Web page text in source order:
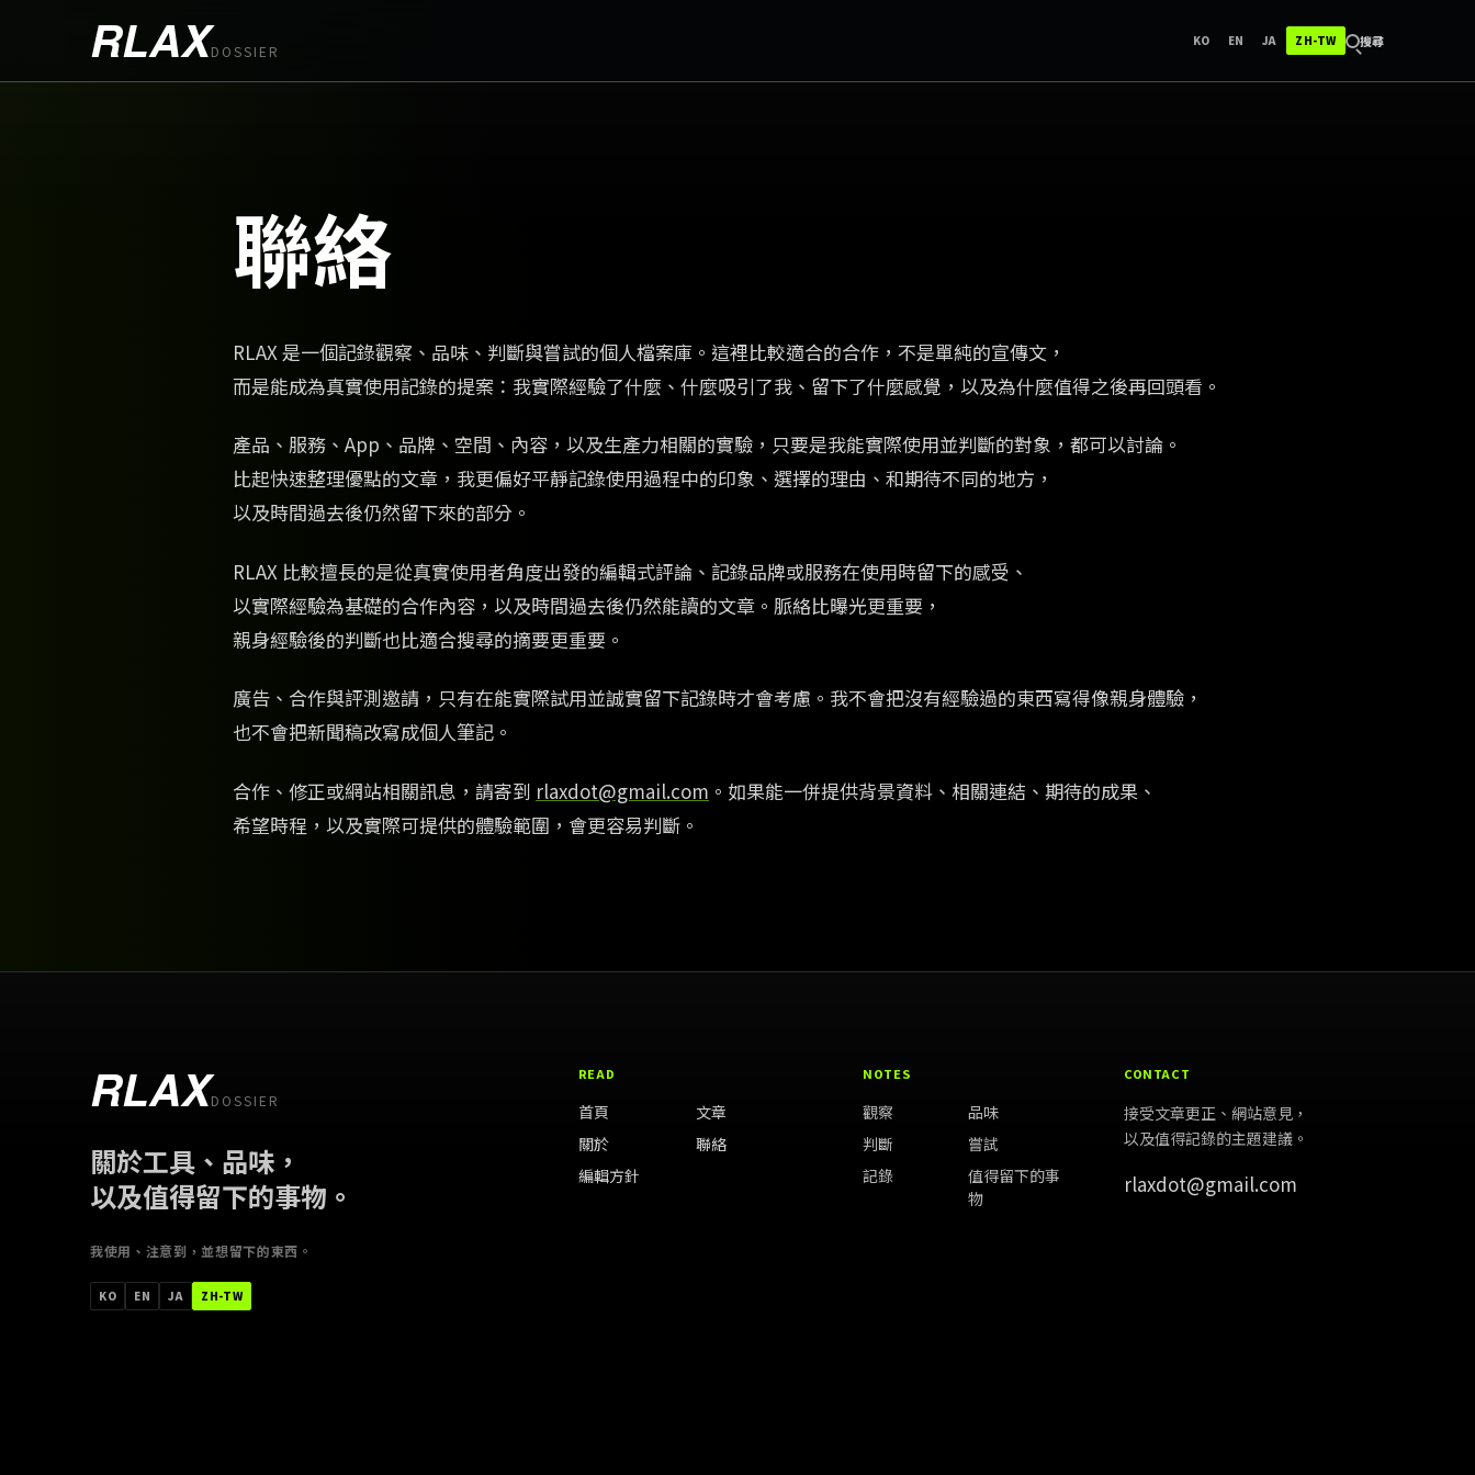
RLAXDOSSIER
KO EN
日本語
JA
中文（台灣）
ZH-TW 搜尋
聯絡
RLAX 是一個記錄觀察、品味、判斷與嘗試的個人檔案庫。這裡比較適合的合作，不是單純的宣傳文，
而是能成為真實使用記錄的提案：我實際經驗了什麼、什麼吸引了我、留下了什麼感覺，以及為什麼值得之後再回頭看。
產品、服務、App、品牌、空間、內容，以及生產力相關的實驗，只要是我能實際使用並判斷的對象，都可以討論。
比起快速整理優點的文章，我更偏好平靜記錄使用過程中的印象、選擇的理由、和期待不同的地方，
以及時間過去後仍然留下來的部分。
RLAX 比較擅長的是從真實使用者角度出發的編輯式評論、記錄品牌或服務在使用時留下的感受、
以實際經驗為基礎的合作內容，以及時間過去後仍然能讀的文章。脈絡比曝光更重要，
親身經驗後的判斷也比適合搜尋的摘要更重要。
廣告、合作與評測邀請，只有在能實際試用並誠實留下記錄時才會考慮。我不會把沒有經驗過的東西寫得像親身體驗，
也不會把新聞稿改寫成個人筆記。
合作、修正或網站相關訊息，請寄到 rlaxdot@gmail.com 。如果能一併提供背景資料、相關連結、期待的成果、
希望時程，以及實際可提供的體驗範圍，會更容易判斷。
RLAXDOSSIER
關於工具、品味，
以及值得留下的事物。
我使用、注意到，並想留下的東西。
한국어
KO
ENGLISH
EN
日本語
JA
中文（台灣）
ZH-TW
READ
首頁
文章
關於
聯絡
編輯方針
NOTES
觀察
品味
判斷
嘗試
記錄
值得留下的事
物
CONTACT
接受文章更正、網站意見，
以及值得記錄的主題建議。
rlaxdot@gmail.com